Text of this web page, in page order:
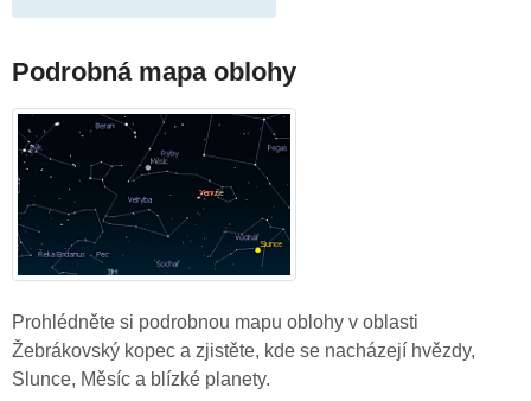
Podrobná mapa oblohy
Prohlédněte si podrobnou mapu oblohy v oblasti
Žebrákovský kopec a zjistěte, kde se nacházejí hvězdy,
Slunce, Měsíc a blízké planety.